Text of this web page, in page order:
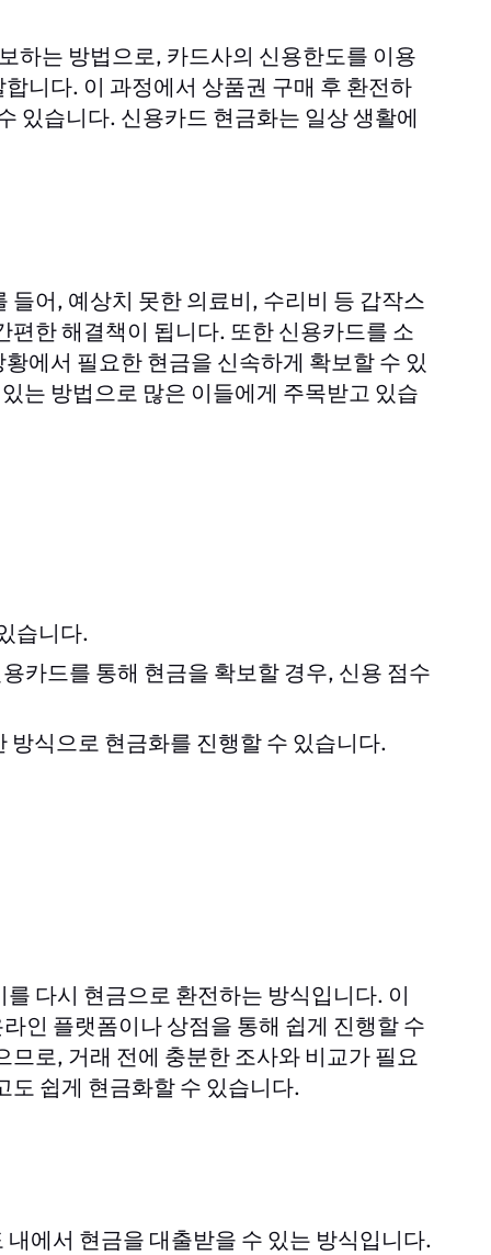
하는 방법으로, 카드사의 신용한도를 이용
니다. 이 과정에서 상품권 구매 후 환전하
있습니다. 신용카드 현금화는 일상 생활에
어, 예상치 못한 의료비, 수리비 등 갑작스
한 해결책이 됩니다. 또한 신용카드를 소
에서 필요한 현금을 신속하게 확보할 수 있
는 방법으로 많은 이들에게 주목받고 있습
습니다.
카드를 통해 현금을 확보할 경우, 신용 점수
식으로 현금화를 진행할 수 있습니다.
다시 현금으로 환전하는 방식입니다. 이
인 플랫폼이나 상점을 통해 쉽게 진행할 수
로, 거래 전에 충분한 조사와 비교가 필요
도 쉽게 현금화할 수 있습니다.
에서 현금을 대출받을 수 있는 방식입니다.